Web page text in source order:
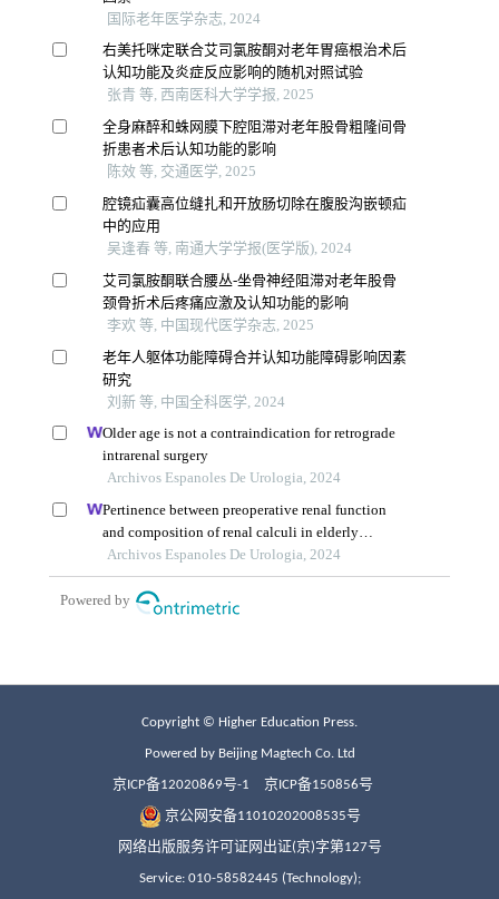
Copyright © Higher Education Press.
Powered by Beijing Magtech Co. Ltd
京ICP备12020869号-1 京ICP备150856号
京公网安备11010202008535号
网络出版服务许可证网出证(京)字第127号
Service: 010-58582445 (Technology);